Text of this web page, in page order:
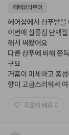
헤메코리뷰어
헤어샵에서 샴푸받을
이번에 살롱집 단백
해서 써봤어요
다른 샴푸에 비해 쫀
구요
거품이 미세하고 풍
향이 고급스러워서
도움이 돼요 0